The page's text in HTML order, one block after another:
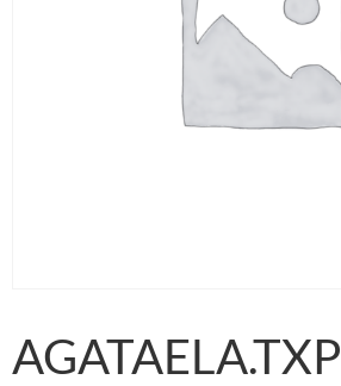
AGATAELA.TXP